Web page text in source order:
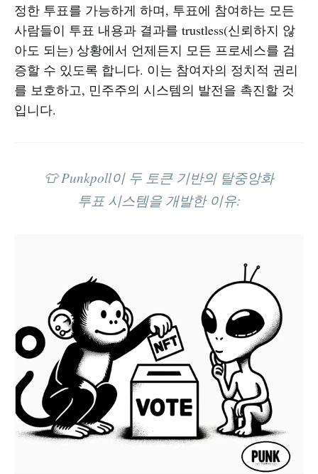
정한 투표를 가능하게 하며, 투표에 참여하는 모든
사람들이 투표 내용과 결과를 trustless(신뢰하지 않
아도 되는) 상황에서 언제든지 모든 프로세스를 검
증할 수 있도록 합니다. 이는 참여자의 정치적 권리
를 보호하고, 민주주의 시스템의 발전을 촉진할 것
입니다.
👕 Punkpoll이 두 토큰 기반의 탈중앙화
투표 시스템을 개발한 이유: